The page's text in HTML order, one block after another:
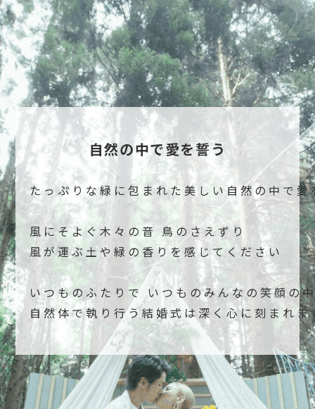
自然の中で愛を誓う
たっぷりな緑に包まれた美しい自然の中で
風にそよぐ木々の音 鳥のさえずり
風が運ぶ土や緑の香りを感じてください
いつものふたりで いつものみんなの笑顔の
自然体で執り行う結婚式は深く心に刻まれま